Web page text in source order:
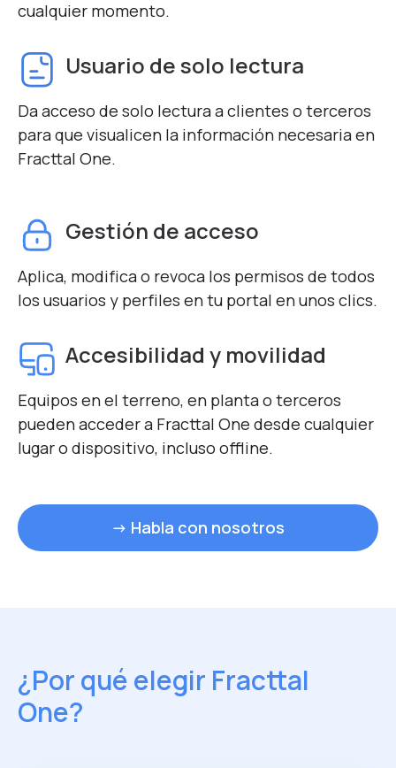
cualquier momento.
Usuario de solo lectura
Da acceso de solo lectura a clientes o terceros
para que visualicen la información necesaria en
Fracttal One.
Gestión de acceso
Aplica, modifica o revoca los permisos de todos
los usuarios y perfiles en tu portal en unos clics.
Accesibilidad y movilidad
Equipos en el terreno, en planta o terceros
pueden acceder a Fracttal One desde cualquier
lugar o dispositivo, incluso offline.
→ Habla con nosotros
¿Por qué elegir Fracttal
One?